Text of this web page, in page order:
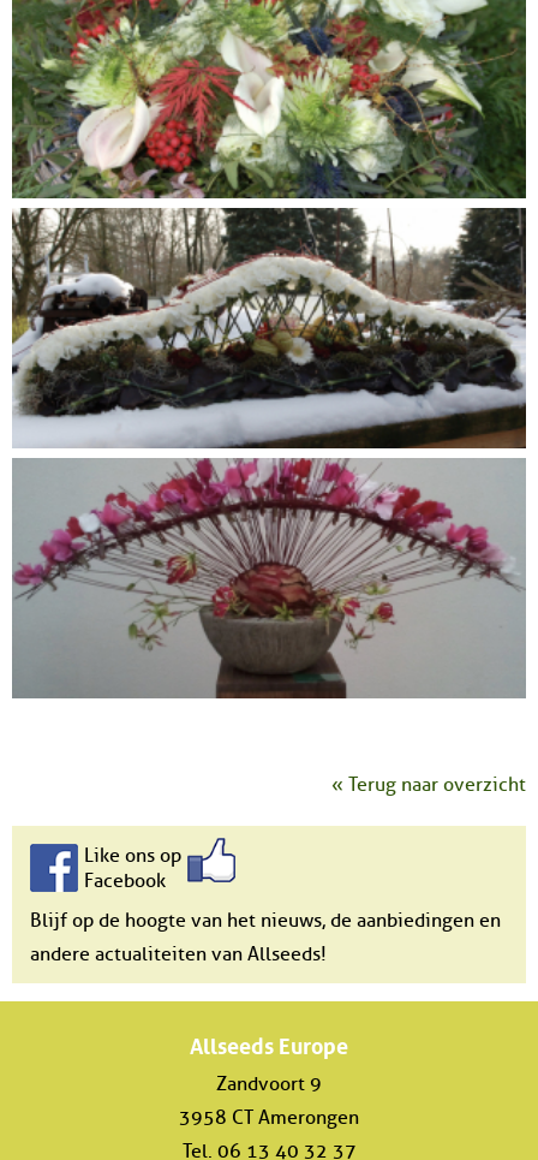
« Terug naar overzicht
Like ons op
Facebook
Blijf op de hoogte van het nieuws, de aanbiedingen en
andere actualiteiten van Allseeds!
Allseeds Europe
Zandvoort 9
3958 CT Amerongen
Tel. 06 13 40 32 37